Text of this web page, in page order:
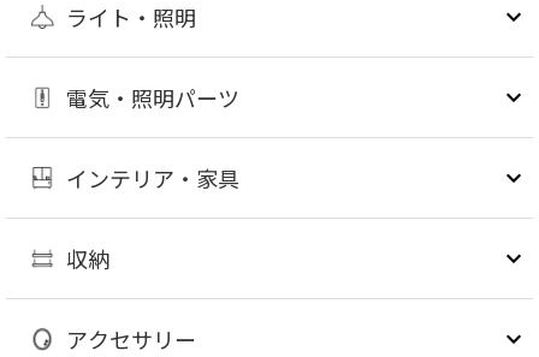
ライト・照明
電気・照明パーツ
インテリア・家具
収納
アクセサリー